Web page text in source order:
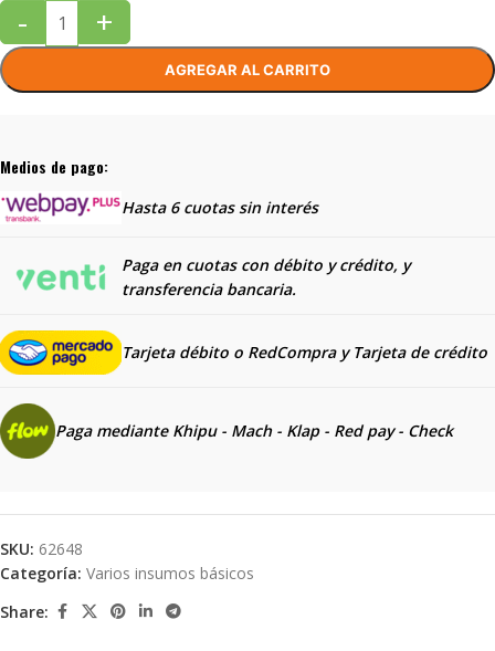
- +
AGREGAR AL CARRITO
Medios de pago:
Hasta 6 cuotas sin interés
Paga en cuotas con débito y crédito, y
transferencia bancaria.
Tarjeta débito o RedCompra y Tarjeta de crédito
Paga mediante Khipu - Mach - Klap - Red pay - Check
SKU: 62648
Categoría: Varios insumos básicos
Share: